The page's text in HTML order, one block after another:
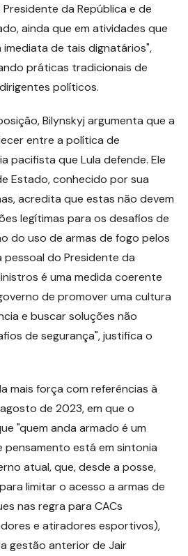
da República e de
ainda que em atividades que
imediata de tais dignatários",
práticas tradicionais de
políticos.
Bilynskyj argumenta que a
entre a política de
pacifista que Lula defende. Ele
Estado, conhecido por sua
acredita que estas não devem
legítimas para os desafios de
do uso de armas de fogo pelos
do Presidente da
é uma medida coerente
de promover uma cultura
e buscar soluções não
de segurança", justifica o
mais força com referências à
de 2023, em que o
"quem anda armado é um
pensamento está em sintonia
atual, que, desde a posse,
limitar o acesso a armas de
nas regra para CACs
e atiradores esportivos),
gestão anterior de Jair